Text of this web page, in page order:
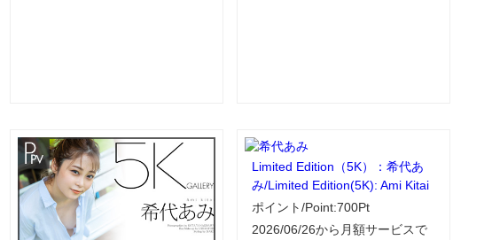
Limited Edition（5K）：希代あ
み/Limited Edition(5K): Ami Kitai
ポイント/Point:700Pt
2026/06/26から月額サービスで